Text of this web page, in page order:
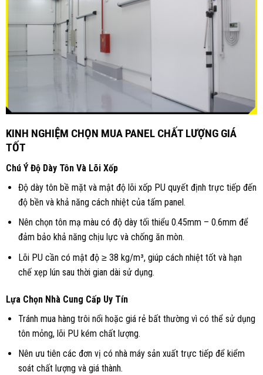
KINH NGHIỆM CHỌN MUA PANEL CHẤT LƯỢNG GIÁ
TỐT
Chú Ý Độ Dày Tôn Và Lõi Xốp
Độ dày tôn bề mặt và mật độ lõi xốp PU quyết định trực tiếp đến
độ bền và khả năng cách nhiệt của tấm panel.
Nên chọn tôn mạ màu có độ dày tối thiểu 0.45mm – 0.6mm để
đảm bảo khả năng chịu lực và chống ăn mòn.
Lõi PU cần có mật độ ≥ 38 kg/m³, giúp cách nhiệt tốt và hạn
chế xẹp lún sau thời gian dài sử dụng.
Lựa Chọn Nhà Cung Cấp Uy Tín
Tránh mua hàng trôi nổi hoặc giá rẻ bất thường vì có thể sử dụng
tôn mỏng, lõi PU kém chất lượng.
Nên ưu tiên các đơn vị có nhà máy sản xuất trực tiếp để kiểm
soát chất lượng và giá thành.